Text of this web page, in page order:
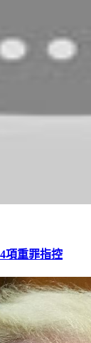
項重罪指控